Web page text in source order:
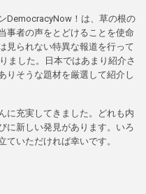
DemocracyNow！は、草の根の
事者の声をとどけることを使命
見られない特異な報道を行って
ました。日本ではあまり紹介さ
りそうな題材を厳選して紹介し
に充実してきました。どれも内
に新しい発見があります。いろ
ていただければ幸いです。